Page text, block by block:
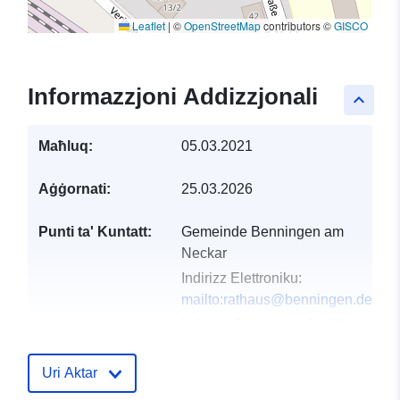
Leaflet | ©OpenStreetMapcontributors ©GISCO
keyboard_arrow_up
Informazzjoni Addizzjonali
Maħluq: 05.03.2021
Aġġornati: 25.03.2026
Punti ta' Kuntatt:
Gemeinde Benningen am
Neckar
Indirizz Elettroniku:
mailto:rathaus@benningen.de
Uri Aktar